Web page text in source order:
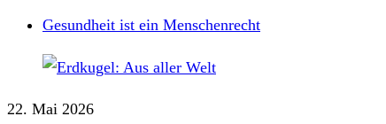
Gesundheit ist ein Menschenrecht
22. Mai 2026